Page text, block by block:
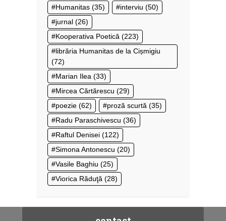
Humanitas (35) interviu (50)
jurnal (26)
Kooperativa Poetică (223)
librăria Humanitas de la Cișmigiu
(72)
Marian Ilea (33)
Mircea Cărtărescu (29)
poezie (62) proză scurtă (35)
Radu Paraschivescu (36)
Raftul Denisei (122)
Simona Antonescu (20)
Vasile Baghiu (25)
Viorica Răduţă (28)